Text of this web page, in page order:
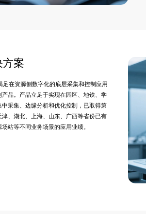
案
在资源侧数字化的底层采集和控制应用
品。产品立足于实现在园区、地铁、学
采集、边缘分析和优化控制，已取得第
、湖北、上海、山东、广西等省份已有
站等不同业务场景的应用业绩。